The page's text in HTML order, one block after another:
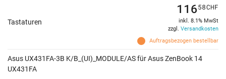
Tastaturen
Auftragsbezogen bestellbar
11658CHF
inkl. 8.1% MwSt
zzgl. Versandkosten
Asus UX431FA-3B K/B_(UI)_MODULE/AS für Asus ZenBook 14
UX431FA